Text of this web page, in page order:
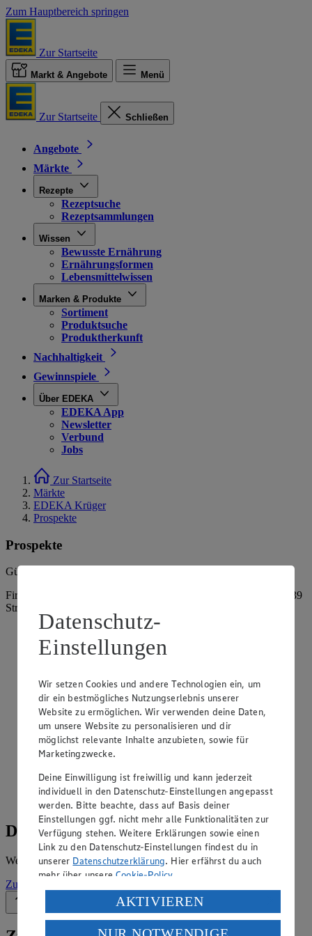
Zum Hauptbereich springen
Zur Startseite
Markt & Angebote Menü
Zur Startseite Schließen
Angebote
Märkte
Rezepte
Rezeptsuche
Rezeptsammlungen
Wissen
Bewusste Ernährung
Ernährungsformen
Lebensmittelwissen
Marken & Produkte
Sortiment
Produktsuche
Produktherkunft
Nachhaltigkeit
Gewinnspiele
Über EDEKA
EDEKA App
Newsletter
Verbund
Jobs
Zur Startseite
Märkte
EDEKA Krüger
Prospekte
Prospekte
Gültig vom
Firma: Lebensmittelmarkt Krüger e.K., Ossenreyerstraße 57, 18439
Stralsund
Angebote der Woche im Prospekt
ansehen
Siehe dir die Angebote der Woche deines Marktes im
digitalen Blätterkatalog an.
Prospekt EDEKAMV im BrowserAnsehen
EDEKA APP Angebote
Prospekt EDEKA APP Angebote im BrowserAnsehen
Details zum Markt
Weitere Informationen – alles auf einem Blick.
Zur Marktseite
Datenschutz-
Einstellungen
Wir setzen Cookies und andere Technologien ein, um
dir ein bestmögliches Nutzungserlebnis unserer
Website zu ermöglichen. Wir verwenden deine Daten,
um unsere Website zu personalisieren und dir
möglichst relevante Inhalte anzubieten, sowie für
Marketingzwecke.
Deine Einwilligung ist freiwillig und kann jederzeit
individuell in den Datenschutz-Einstellungen angepasst
werden. Bitte beachte, dass auf Basis deiner
Einstellungen ggf. nicht mehr alle Funktionalitäten zur
Verfügung stehen. Weitere Erklärungen sowie einen
Link zu den Datenschutz-Einstellungen findest du in
unserer Datenschutzerklärung. Hier erfährst du auch
mehr über unsereCookie-Policy.
Verarbeitung deiner personenbezogenen Daten in den
USA durch Facebook und YouTube:
AKTIVIEREN